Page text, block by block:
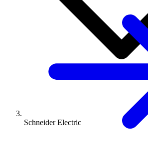
Schneider Electric